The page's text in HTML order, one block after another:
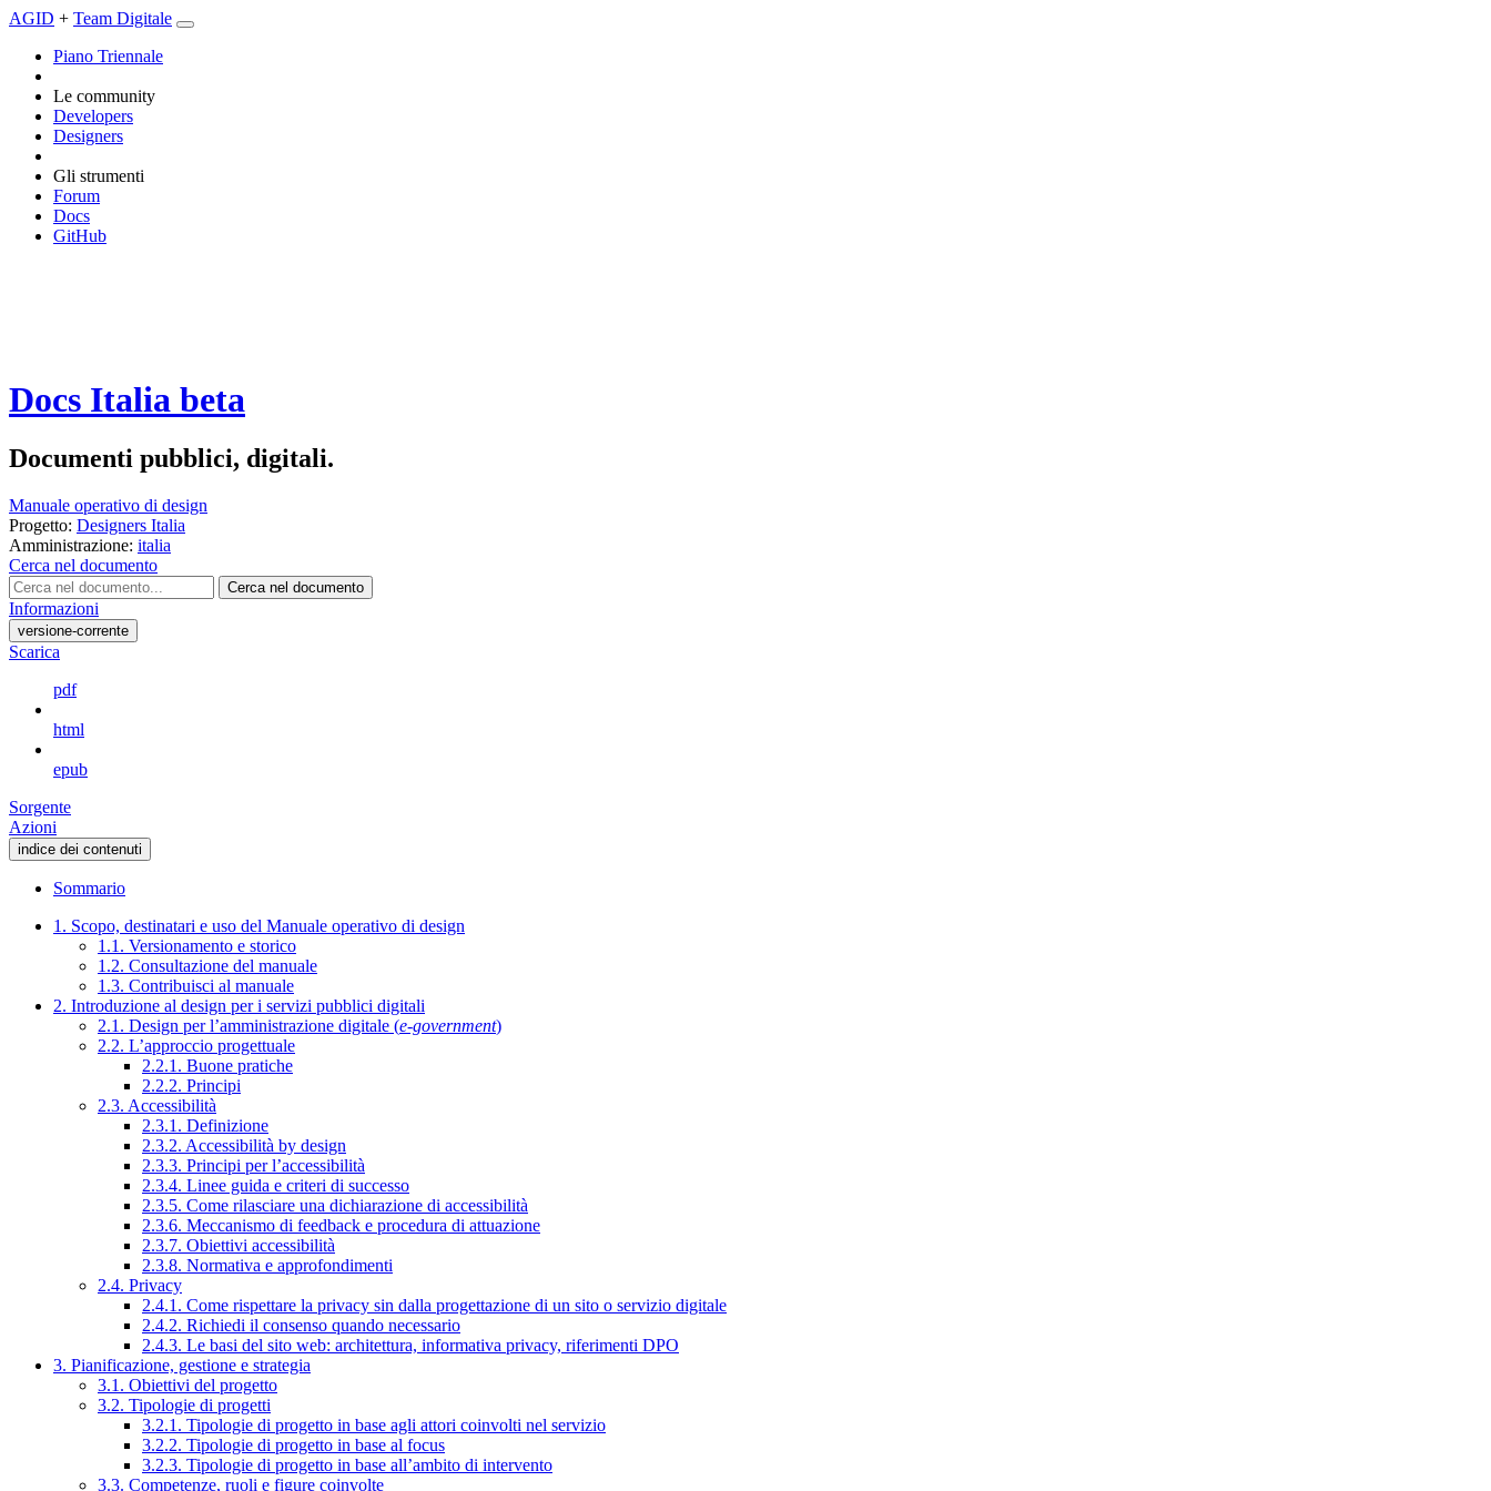
AGID + Team Digitale
Piano Triennale
Le community
Developers
Designers
Gli strumenti
Forum
Docs
GitHub
Docs Italia beta
Documenti pubblici, digitali.
Manuale operativo di design
Progetto: Designers Italia
Amministrazione: italia
Cerca nel documento
Cerca nel documento
Informazioni
versione-corrente
Scarica
pdf
html
epub
Sorgente
Azioni
indice dei contenuti
Sommario
1. Scopo, destinatari e uso del Manuale operativo di design
1.1. Versionamento e storico
1.2. Consultazione del manuale
1.3. Contribuisci al manuale
2. Introduzione al design per i servizi pubblici digitali
2.1. Design per l’amministrazione digitale (e-government)
2.2. L’approccio progettuale
2.2.1. Buone pratiche
2.2.2. Principi
2.3. Accessibilità
2.3.1. Definizione
2.3.2. Accessibilità by design
2.3.3. Principi per l’accessibilità
2.3.4. Linee guida e criteri di successo
2.3.5. Come rilasciare una dichiarazione di accessibilità
2.3.6. Meccanismo di feedback e procedura di attuazione
2.3.7. Obiettivi accessibilità
2.3.8. Normativa e approfondimenti
2.4. Privacy
2.4.1. Come rispettare la privacy sin dalla progettazione di un sito o servizio digitale
2.4.2. Richiedi il consenso quando necessario
2.4.3. Le basi del sito web: architettura, informativa privacy, riferimenti DPO
3. Pianificazione, gestione e strategia
3.1. Obiettivi del progetto
3.2. Tipologie di progetti
3.2.1. Tipologie di progetto in base agli attori coinvolti nel servizio
3.2.2. Tipologie di progetto in base al focus
3.2.3. Tipologie di progetto in base all’ambito di intervento
3.3. Competenze, ruoli e figure coinvolte